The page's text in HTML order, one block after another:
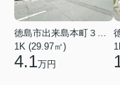
1K (29.97㎡)
4.1万円